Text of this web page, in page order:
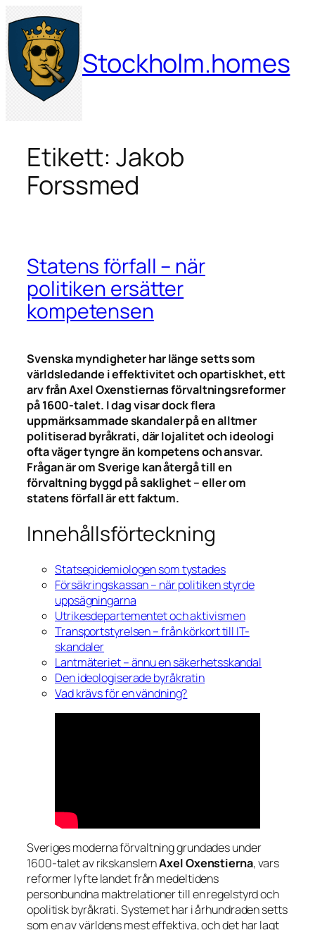
Hoppa
till
innehåll
Stockholm.homes
Etikett:Jakob
Forssmed
Statens förfall – när
politiken ersätter
kompetensen
Svenska myndigheter har länge setts som
världsledande i effektivitet och opartiskhet, ett
arv från Axel Oxenstiernas förvaltningsreformer
på 1600-talet. I dag visar dock flera
uppmärksammade skandaler på en alltmer
politiserad byråkrati, där lojalitet och ideologi
ofta väger tyngre än kompetens och ansvar.
Frågan är om Sverige kan återgå till en
förvaltning byggd på saklighet – eller om
statens förfall är ett faktum.
Innehållsförteckning
Statsepidemiologen som tystades
Försäkringskassan – när politiken styrde
uppsägningarna
Utrikesdepartementet och aktivismen
Transportstyrelsen – från körkort till IT-
skandaler
Lantmäteriet – ännu en säkerhetsskandal
Den ideologiserade byråkratin
Vad krävs för en vändning?
Sveriges moderna förvaltning grundades under
1600-talet av rikskanslernAxel Oxenstierna, vars
reformer lyfte landet från medeltidens
personbundna maktrelationer till en regelstyrd och
opolitisk byråkrati. Systemet har i århundraden setts
som en av världens mest effektiva, och det har lagt